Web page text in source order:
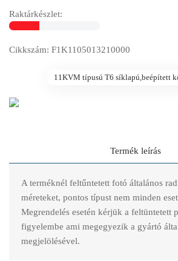
Raktárkészlet:
Cikkszám: F1K1105013210000
11KVM típusú T6 síklapú,beépített
Termék leírás
A terméknél feltűntetett fotó általános
méreteket, pontos típust nem minden
Megrendelés esetén kérjük a feltüntetett
figyelembe ami megegyezik a gyártó
megjelölésével.